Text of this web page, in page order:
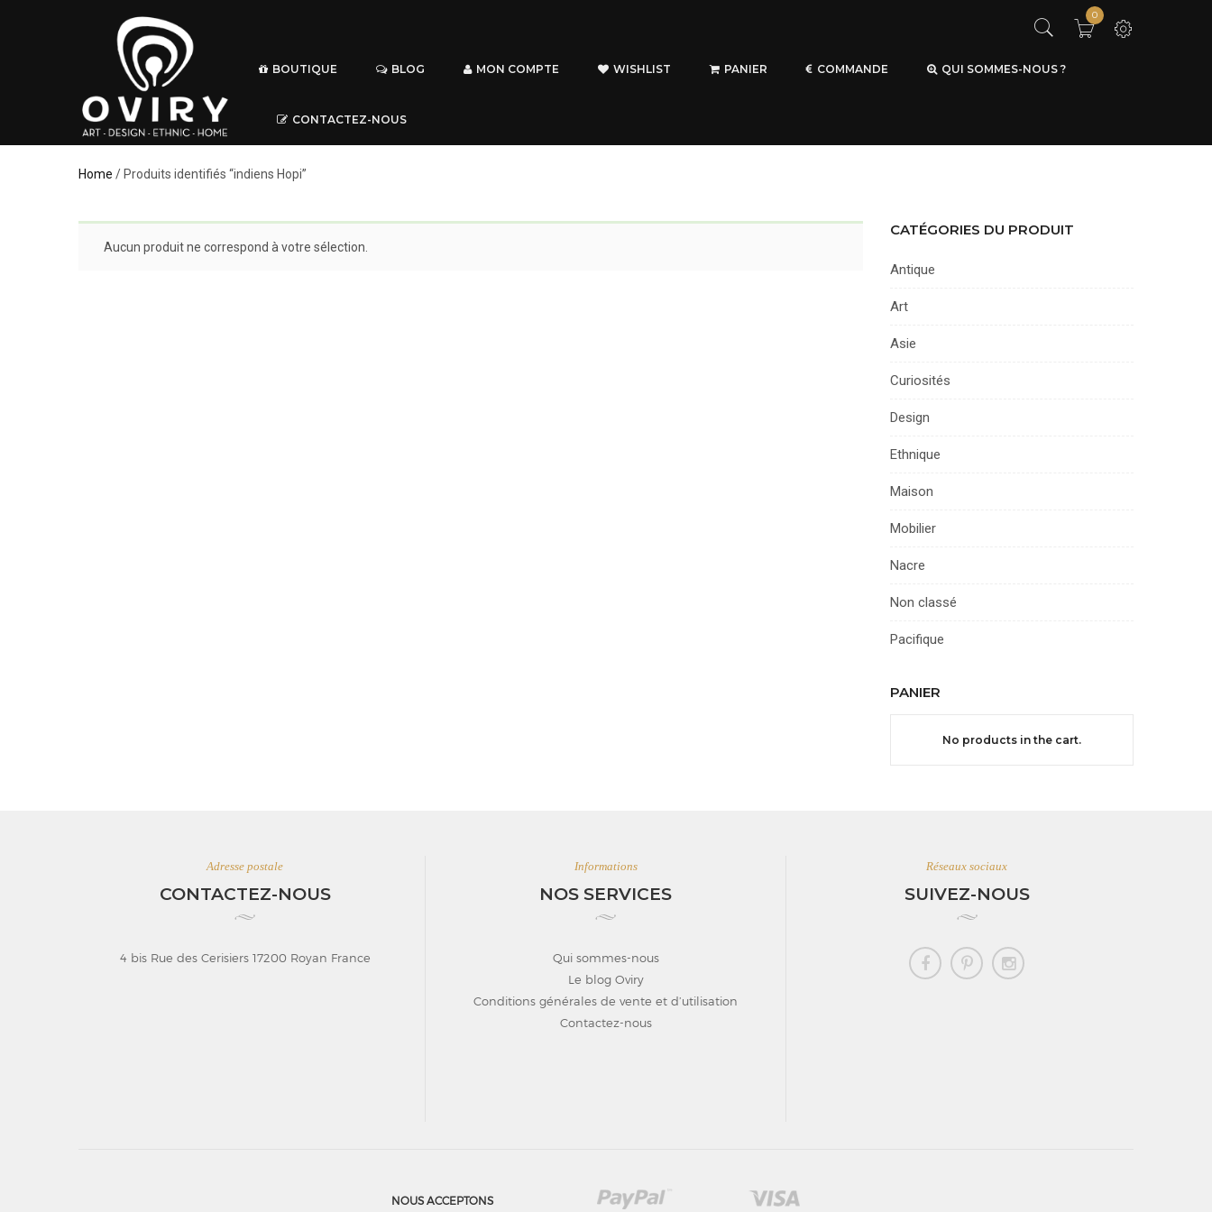
0
BOUTIQUE BLOG MON COMPTE WISHLIST PANIER COMMANDE QUI SOMMES-NOUS ?
CONTACTEZ-NOUS
Home / Produits identifiés “indiens Hopi”
Aucun produit ne correspond à votre sélection.
CATÉGORIES DU PRODUIT
Antique
Art
Asie
Curiosités
Design
Ethnique
Maison
Mobilier
Nacre
Non classé
Pacifique
PANIER
No products in the cart.
Adresse postale
CONTACTEZ-NOUS
4 bis Rue des Cerisiers 17200 Royan France
Informations
NOS SERVICES
Qui sommes-nous
Le blog Oviry
Conditions générales de vente et d’utilisation
Contactez-nous
Réseaux sociaux
SUIVEZ-NOUS
NOUS ACCEPTONS